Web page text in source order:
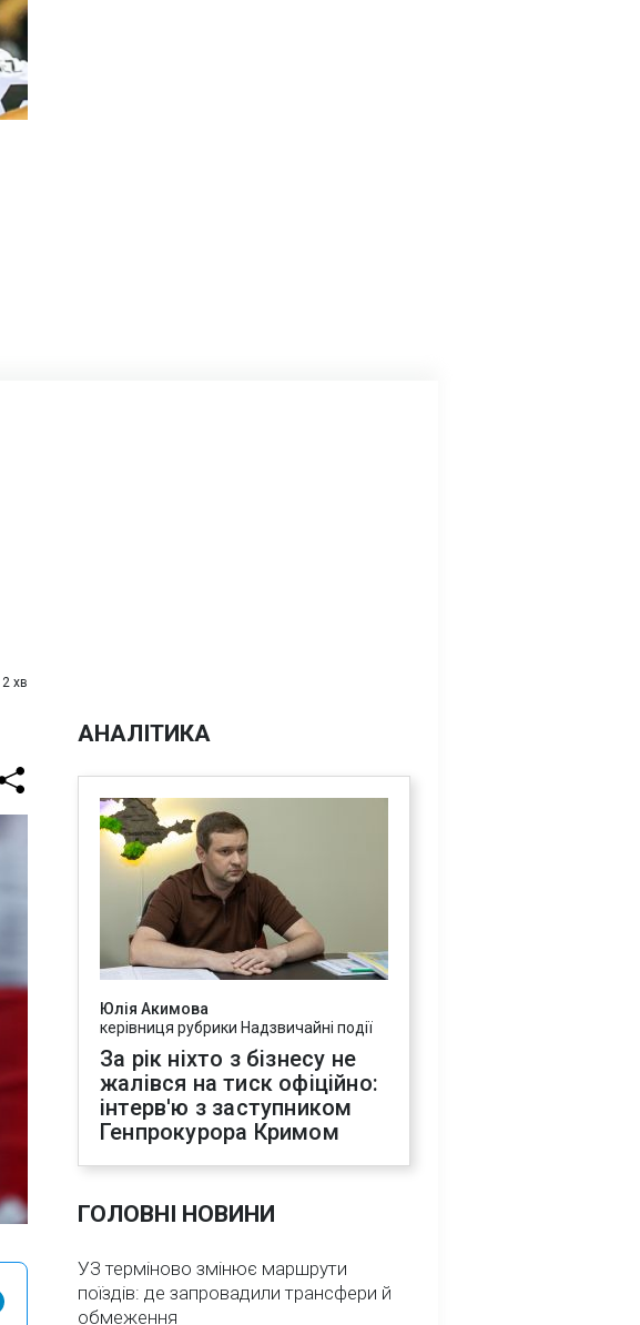
2 хв
АНАЛІТИКА
Юлія Акимова
керівниця рубрики Надзвичайні події
За рік ніхто з бізнесу не
жалівся на тиск офіційно:
інтерв'ю з заступником
Генпрокурора Кримом
ГОЛОВНІ НОВИНИ
УЗ терміново змінює маршрути
поїздів: де запровадили трансфери й
обмеження